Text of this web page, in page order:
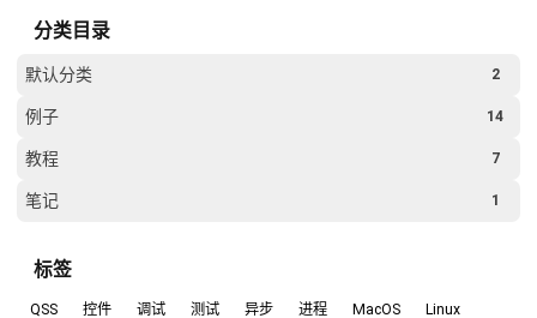
分类目录
默认分类 2
例子 14
教程 7
笔记 1
标签
QSS 控件 调试 测试 异步 进程 MacOS Linux